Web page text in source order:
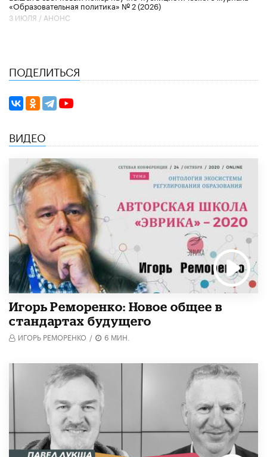
«Образовательная политика» № 2 (2026)
3 ИЮЛЯ / АНОНС
ПОДЕЛИТЬСЯ
ВИДЕО
Игорь Реморенко: Новое общее в
стандартах будущего
ИГОРЬ РЕМОРЕНКО / 6 МИН.